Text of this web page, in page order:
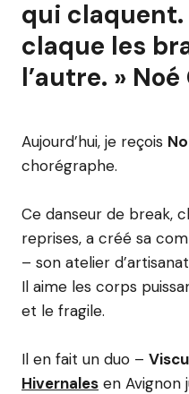
qui claquent.
claque les
l’autre. »
Aujourd’hui, je reçois
chorégraphe.
Ce danseur de break,
reprises, a créé sa
– son atelier
Il aime les corps
et le fragile.
Il en fait un duo –
Hivernales en Avignon